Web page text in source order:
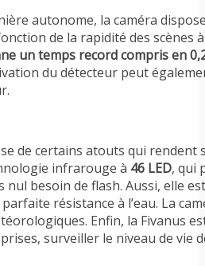
autonome, la caméra
de la rapidité des scènes
un temps record compris en
du détecteur peut
de certains atouts qui
infrarouge à 46 LED, qui
besoin de flash. Aussi, elle
résistance à l’eau. La
Enfin, la Fivanus
surveiller le niveau de vie